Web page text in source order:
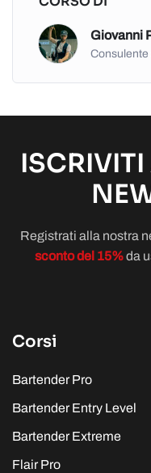
Giovanni
Consulente
Registrati alla nostra
sconto del 15%da
Corsi
Bartender Pro
Bartender Entry Level
Bartender Extreme
Flair Pro